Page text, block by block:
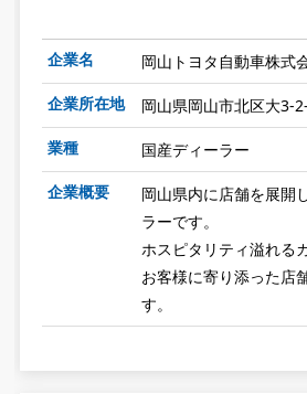
企業名
岡山トヨタ自動車株式
企業所在地
岡山県岡山市北区大3-
業種
国産ディーラー
企業概要
岡山県内に店舗を展開
ラーです。
ホスピタリティ溢れる
お客様に寄り添った店
す。